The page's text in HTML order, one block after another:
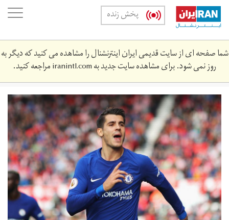
Skip
main
content
پخش زنده
شما صفحه ای از سایت قدیمی ایران اینترنشنال را مشاهده می کنید که دیگر به
روز نمی شود. برای مشاهده سایت جدید بهiranintl.comمراجعه کنید.
852314364-
stoke-
city-
v-
chelsea-
premier-
league.jpg.jpg